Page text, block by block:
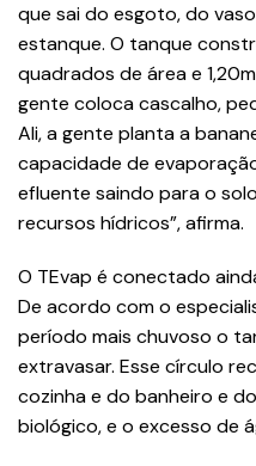
que sai do esgoto, do
estanque. O tanque
quadrados de área e
gente coloca cascalho,
Ali, a gente planta a
capacidade de
efluente saindo para o
recursos hídricos”, afirma.
O TEvap é conectado
De acordo com o
período mais chuvoso o
extravasar. Esse círculo
cozinha e do banheiro e
biológico, e o excesso de